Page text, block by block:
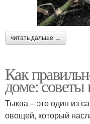
читать дальше →
Как
доме: советы
Тыква – это один из
овощей, который